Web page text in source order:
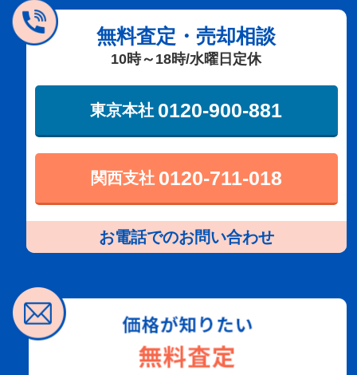
無料査定・売却相談
10時～18時/水曜日定休
東京本社 0120-900-881
関西支社 0120-711-018
お電話でのお問い合わせ